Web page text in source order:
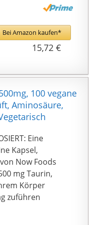
von Life
werden in
Labors
getestet
Taurin-
Life
sind
und ohne
hergestellt
Die
der
und
von der US-
Bei Amazon kaufen*
15,72 €
100 vegane
Aminosäure,
Eine
Kapsel,
Now Foods
mg Taurin,
Körper
zuführen